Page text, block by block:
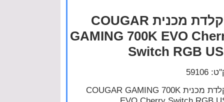
מקלדת מכנית COUGAR
GAMING 700K EVO
Switch RGB
מקלדת מכנית COUGAR GAMING 700K